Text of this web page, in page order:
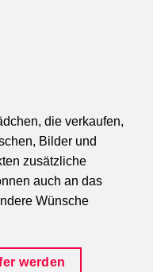
die verkaufen,
Bilder und
zusätzliche
auch an das
Wünsche
werden